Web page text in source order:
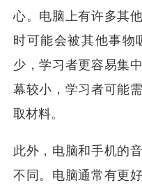
心。电脑上有许多其
时可能会被其他事物
少，学习者更容易集
幕较小，学习者可能
取材料。
此外，电脑和手机的
不同。电脑通常有更